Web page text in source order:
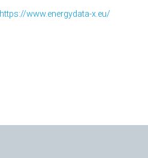
https://www.energydata-x.eu/